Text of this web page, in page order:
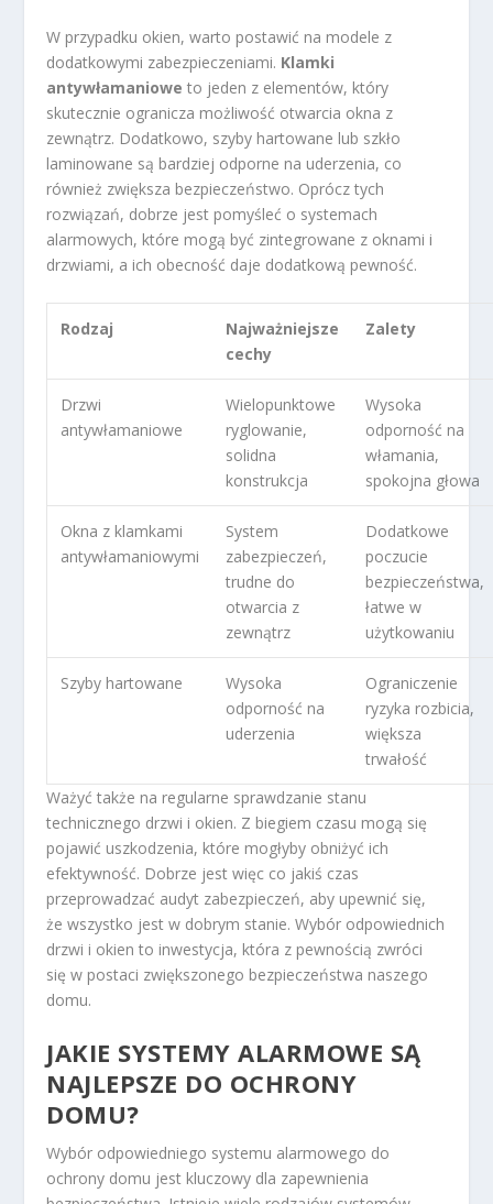
W przypadku okien, warto postawić na modele z
dodatkowymi zabezpieczeniami. Klamki
antywłamaniowe to jeden z elementów, który
skutecznie ogranicza możliwość otwarcia okna z
zewnątrz. Dodatkowo, szyby hartowane lub szkło
laminowane są bardziej odporne na uderzenia, co
również zwiększa bezpieczeństwo. Oprócz tych
rozwiązań, dobrze jest pomyśleć o systemach
alarmowych, które mogą być zintegrowane z oknami i
drzwiami, a ich obecność daje dodatkową pewność.
Rodzaj
Najważniejsze
cechy
Zalety
Drzwi
antywłamaniowe
Wielopunktowe
ryglowanie,
solidna
konstrukcja
Wysoka
odporność na
włamania,
spokojna głowa
Okna z klamkami
antywłamaniowymi
System
zabezpieczeń,
trudne do
otwarcia z
zewnątrz
Dodatkowe
poczucie
bezpieczeństwa,
łatwe w
użytkowaniu
Szyby hartowane
Wysoka
odporność na
uderzenia
Ograniczenie
ryzyka rozbicia,
większa
trwałość
Ważyć także na regularne sprawdzanie stanu
technicznego drzwi i okien. Z biegiem czasu mogą się
pojawić uszkodzenia, które mogłyby obniżyć ich
efektywność. Dobrze jest więc co jakiś czas
przeprowadzać audyt zabezpieczeń, aby upewnić się,
że wszystko jest w dobrym stanie. Wybór odpowiednich
drzwi i okien to inwestycja, która z pewnością zwróci
się w postaci zwiększonego bezpieczeństwa naszego
domu.
JAKIE SYSTEMY ALARMOWE SĄ
NAJLEPSZE DO OCHRONY
DOMU?
Wybór odpowiedniego systemu alarmowego do
ochrony domu jest kluczowy dla zapewnienia